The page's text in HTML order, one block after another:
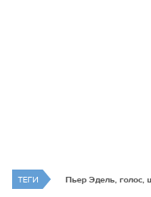
ТЕГИ Пьер Эдель, голос,